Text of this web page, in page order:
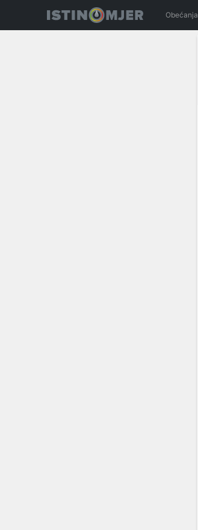
Obećanja